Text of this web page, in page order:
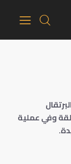
وفي عملية